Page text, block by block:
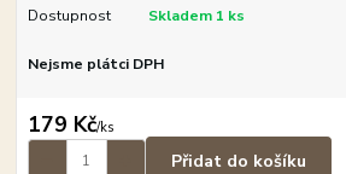
Dostupnost Skladem 1 ks
Nejsme plátci DPH
179 Kč/ks
Přidat do košíku